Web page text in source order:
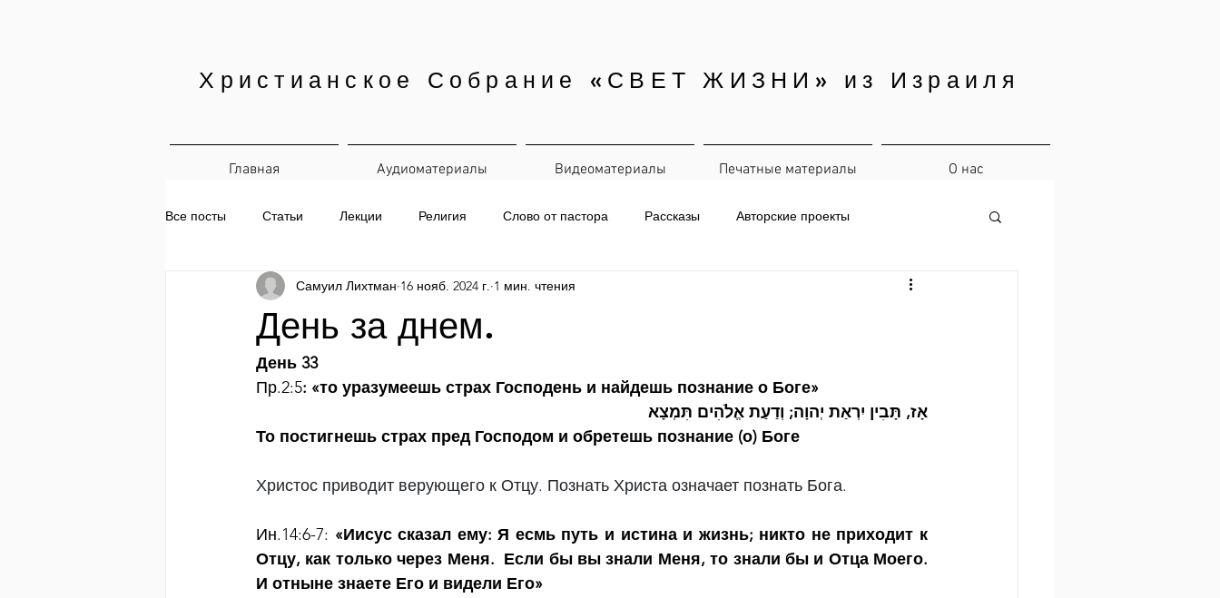
Христианское Собрание «СВЕТ ЖИЗНИ» из Израиля
Главная Аудиоматериалы Видеоматериалы Печатные материалы О нас
Все посты Статьи Лекции Религия Слово от пастора Рассказы Авторские проекты
Печатные материалы Ежедневная рассылка
День за днем.
Самуил Лихтман 16 нояб. 2024 г. 1 мин. чтения
День 33
Пр.2:5: «то уразумеешь страх Господень и найдешь познание о Боге»
אָז, תָּבִין יִרְאַת יְהוָה; וְדַעַת אֱלֹהִים תִּמְצָא
То постигнешь страх пред Господом и обретешь познание (о) Боге
Христос приводит верующего к Отцу. Познать Христа означает познать Бога.
Ин.14:6-7: «Иисус сказал ему: Я есмь путь и истина и жизнь; никто не приходит к
Отцу, как только через Меня.  Если бы вы знали Меня, то знали бы и Отца Моего.
И отныне знаете Его и видели Его»